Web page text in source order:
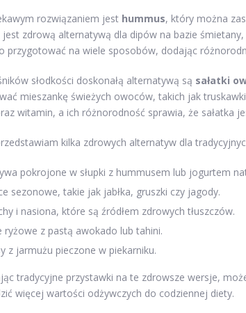
rozwiązaniem jest hummus, który można
jest zdrową alternatywą dla dipów na bazie
przygotować na wiele sposobów, dodając
słodkości doskonałą alternatywą są sałatki
mieszankę świeżych owoców, takich jak
witamin, a ich różnorodność sprawia, że sałatka
kilka zdrowych alternatyw dla
pokrojone w słupki z hummusem lub jogurtem
sezonowe, takie jak jabłka, gruszki czy jagody.
i nasiona, które są źródłem zdrowych tłuszczów.
ryżowe z pastą awokado lub tahini.
z jarmużu pieczone w piekarniku.
tradycyjne przystawki na te zdrowsze wersje,
więcej wartości odżywczych do codziennej diety.